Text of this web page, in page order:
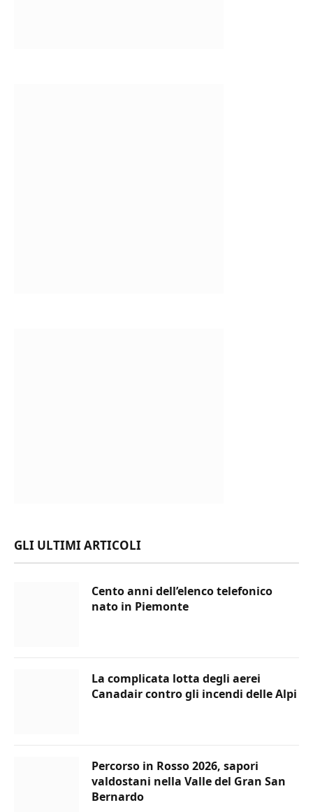
GLI ULTIMI ARTICOLI
Cento anni dell’elenco telefonico
nato in Piemonte
La complicata lotta degli aerei
Canadair contro gli incendi delle Alpi
Percorso in Rosso 2026, sapori
valdostani nella Valle del Gran San
Bernardo